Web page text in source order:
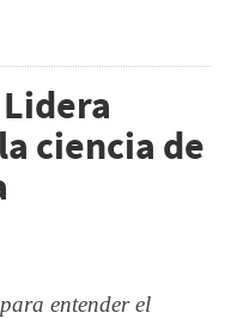
ciencia de
entender el